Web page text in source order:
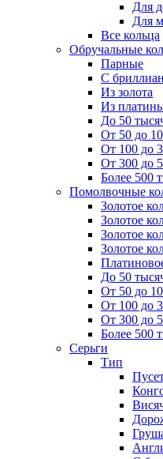
Для
Для
Все кольца
Обручальные
Парные
С
Из золота
Из
До 50
От 50 до
От 100 до
От 300 до
Более 500
Помолвочные
Золотое
Золотое
Золотое
Золотое
До 50
От 50 до
От 100 до
От 300 до
Более 500
Серьги
Тип